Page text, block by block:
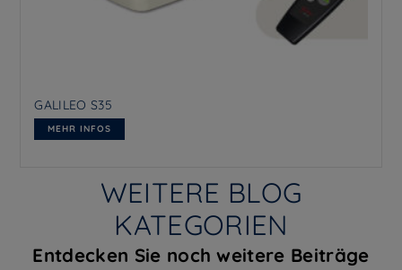
GALILEO S35
MEHR INFOS
WEITERE BLOG
KATEGORIEN
Entdecken Sie noch weitere Beiträge